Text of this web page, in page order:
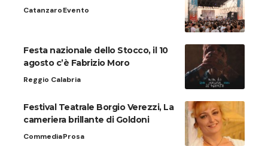
CatanzaroEvento
Festa nazionale dello Stocco, il 10
agosto c’è Fabrizio Moro
Reggio Calabria
Festival Teatrale Borgio Verezzi, La
cameriera brillante di Goldoni
CommediaProsa